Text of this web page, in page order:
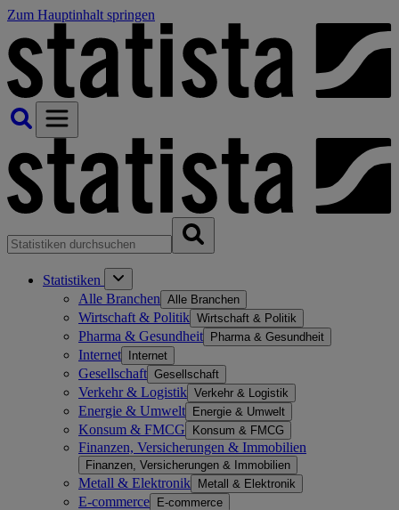
Zum Hauptinhalt springen
Statistiken
Alle Branchen Alle Branchen
Wirtschaft & Politik Wirtschaft & Politik
Pharma & Gesundheit Pharma & Gesundheit
Internet Internet
Gesellschaft Gesellschaft
Verkehr & Logistik Verkehr & Logistik
Energie & Umwelt Energie & Umwelt
Konsum & FMCG Konsum & FMCG
Finanzen, Versicherungen & Immobilien
Finanzen, Versicherungen & Immobilien
Metall & Elektronik Metall & Elektronik
E-commerce E-commerce